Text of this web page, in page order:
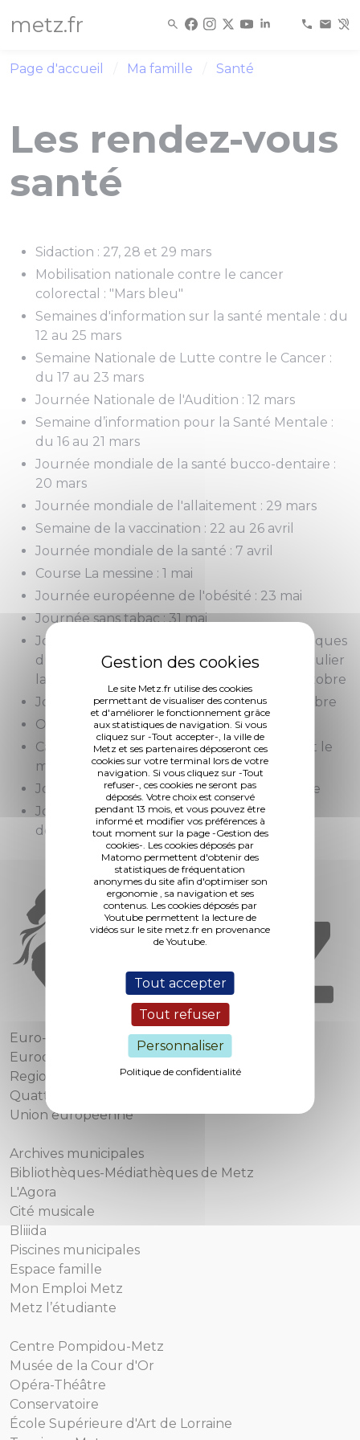
Le site Metz.fr utilise des cookies
permettant de visualiser des contenus
et d'améliorer le fonctionnement grâce
aux statistiques de navigation. Si vous
cliquez sur -Tout accepter-, la ville de
Metz et ses partenaires déposeront ces
cookies sur votre terminal lors de votre
navigation. Si vous cliquez sur -Tout
refuser-, ces cookies ne seront pas
déposés. Votre choix est conservé
pendant 13 mois, et vous pouvez être
informé et modifier vos préférences à
tout moment sur la page -Gestion des
cookies-. Les cookies déposés par
Matomo permettent d'obtenir des
statistiques de fréquentation
anonymes du site afin d'optimiser son
ergonomie , sa navigation et ses
contenus. Les cookies déposés par
Youtube permettent la lecture de
vidéos sur le site metz.fr en provenance
de Youtube.
Tout accepter
Tout refuser
Personnaliser
Politique de confidentialité
metz.fr
Page d'accueil Ma famille Santé
Les rendez-vous
santé
Sidaction : 27, 28 et 29 mars
Mobilisation nationale contre le cancer
colorectal : "Mars bleu"
Semaines d'information sur la santé mentale : du
12 au 25 mars
Semaine Nationale de Lutte contre le Cancer :
du 17 au 23 mars
Journée Nationale de l'Audition : 12 mars
Semaine d’information pour la Santé Mentale :
du 16 au 21 mars
Journée mondiale de la santé bucco-dentaire :
20 mars
Journée mondiale de l'allaitement : 29 mars
Semaine de la vaccination : 22 au 26 avril
Journée mondiale de la santé : 7 avril
Course La messine : 1 mai
Journée européenne de l'obésité : 23 mai
Journée sans tabac : 31 mai
Journée nationale des DYS (troubles spécifiques
du langage et des apprentissages, en particulier
la dyslexie, la dysphasie, la dyspraxie) : 10 octobre
Journée mondiale de l’alimentation: 16 octobre
Octobre rose : tout le mois d'octobre
Campagne nationale Moi(s) sans tabac : tout le
mois de novembre
Journée Mondiale du Diabète : 14 novembre
Journée mondiale de lutte contre le Sida : 1
décembre
Euro-Métropole de Metz
Eurodépartement de Moselle
Region Grand Est
Quattropole
Union européenne
Archives municipales
Bibliothèques-Médiathèques de Metz
L'Agora
Cité musicale
Bliiida
Piscines municipales
Espace famille
Mon Emploi Metz
Metz l’étudiante
Centre Pompidou-Metz
Musée de la Cour d'Or
Opéra-Théâtre
Conservatoire
École Supérieure d'Art de Lorraine